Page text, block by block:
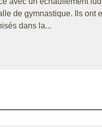
de gymnastique. Ils ont
dans la...